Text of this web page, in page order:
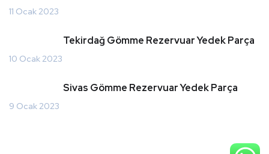
11 Ocak 2023
Tekirdağ Gömme Rezervuar Yedek Parça
10 Ocak 2023
Sivas Gömme Rezervuar Yedek Parça
9 Ocak 2023